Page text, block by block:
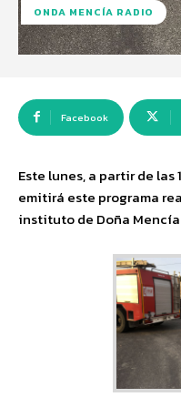
ONDA MENCÍA RADIO
Facebook
Este lunes, a partir de las
emitirá este programa
instituto de Doña